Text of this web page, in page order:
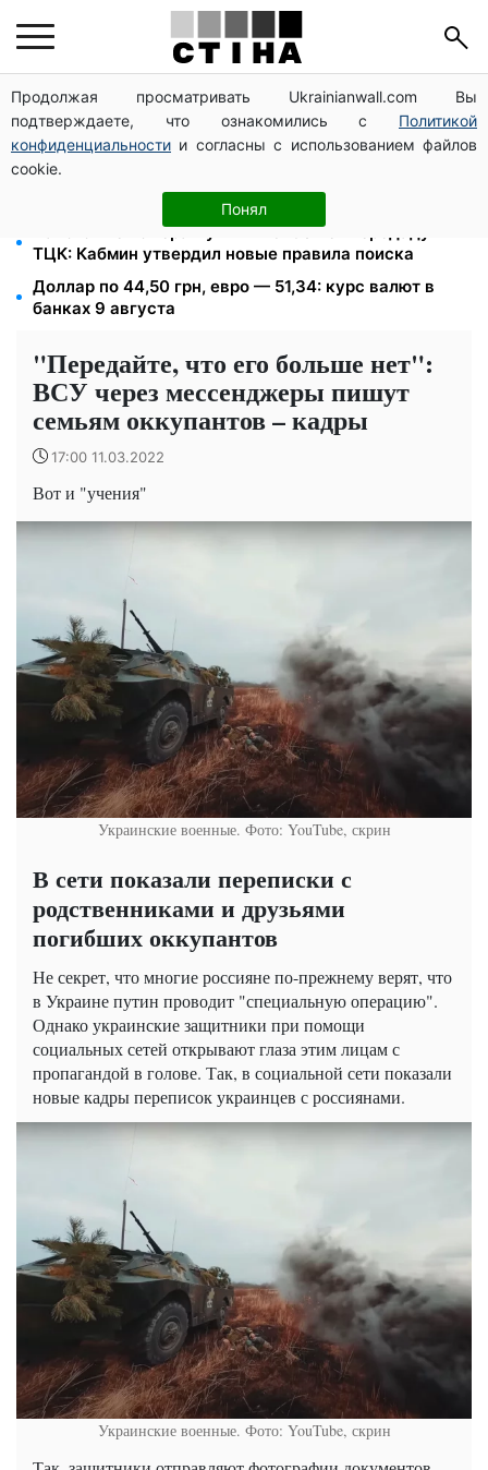
Продолжая просматривать Ukrainianwall.com Вы
подтверждаете, что ознакомились с Политикой
конфиденциальности и согласны с использованием файлов
cookie.
Понял
Доллар по 45,04 грн, евро — 52,08: курс валют в
банках 10 августа
Отсрочку для многодетных отцов сохранят
несмотря на снижение мобилизационного возраста:
Налоговые номера мужчин 18–60 лет передадут
ТЦК: Кабмин утвердил новые правила поиска
Доллар по 44,50 грн, евро — 51,34: курс валют в
банках 9 августа
"Передайте, что его больше нет":
ВСУ через мессенджеры пишут
семьям оккупантов – кадры
17:00 11.03.2022
Вот и "учения"
Украинские военные. Фото: YouTube, скрин
В сети показали переписки с
родственниками и друзьями
погибших оккупантов
Не секрет, что многие россияне по-прежнему верят, что
в Украине путин проводит "специальную операцию".
Однако украинские защитники при помощи
социальных сетей открывают глаза этим лицам с
пропагандой в голове. Так, в социальной сети показали
новые кадры переписок украинцев с россиянами.
Украинские военные. Фото: YouTube, скрин